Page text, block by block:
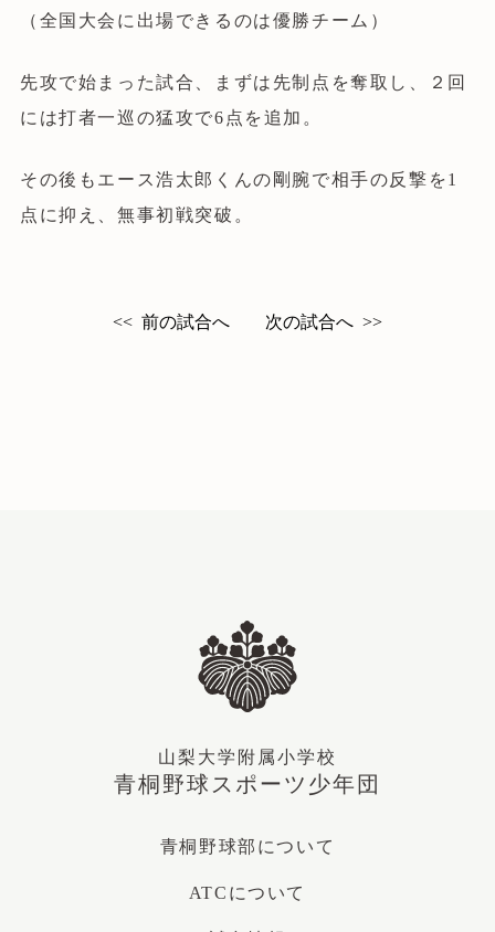
試合情報
入団案内
（全国大会に出場できるのは優勝チーム）
先攻で始まった試合、まずは先制点を奪取し、２回
には打者一巡の猛攻で6点を追加。
その後もエース浩太郎くんの剛腕で相手の反撃を1
点に抑え、無事初戦突破。
<< 前の試合へ 次の試合へ >>
山梨大学附属小学校
青桐野球スポーツ少年団
青桐野球部について
ATCについて